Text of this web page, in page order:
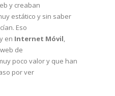
y creaban
estático y sin saber
Eso
en Internet Móvil,
de
poco valor y que han
por ver